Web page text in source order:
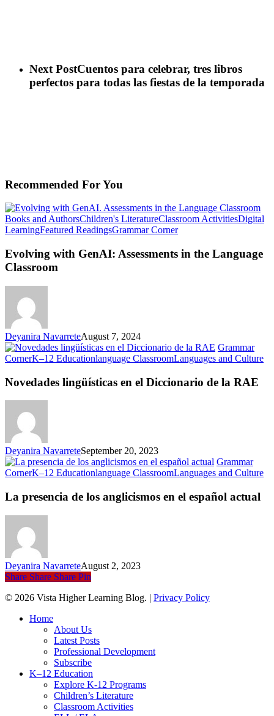
Next PostCuentos para celebrar, tres libros
perfectos para todas las fiestas de la temporada
Recommended For You
Books and AuthorsChildren's LiteratureClassroom ActivitiesDigital
LearningFeatured ReadingsGrammar CornerEvolving
GenAI:
Evolving with GenAI: Assessments in the Language
Classroom
Deyanira NavarreteAugust 7, 2024
Grammar
CornerK–12 Educationlanguage ClassroomLanguages and Culture
Novedades lingüísticas en el Diccionario de la RAE
Deyanira NavarreteSeptember 20, 2023
Grammar
CornerK–12 Educationlanguage ClassroomLanguages and CultureLa
La presencia de los anglicismos en el español actual
Deyanira NavarreteAugust 2, 2023
Share Share Share Pin
© 2026 Vista Higher Learning Blog. | Privacy Policy
Close
Home
About Us
Latest Posts
Professional Development
Subscribe
K–12 Education
Explore K-12 Programs
Children’s Literature
Classroom Activities